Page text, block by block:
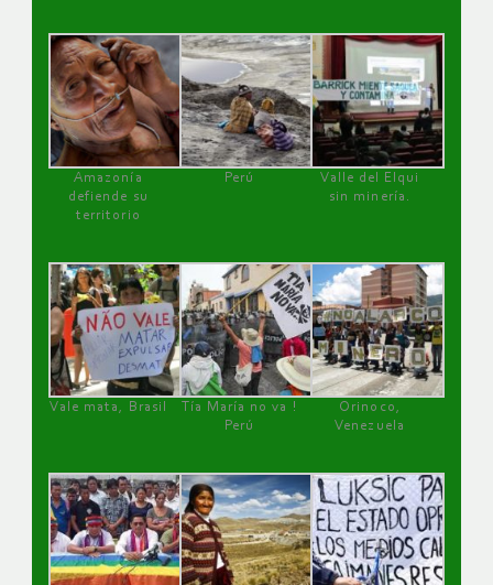
Amazonía
defiende su
territorio
Perú
Valle del Elqui
sin minería.
Vale mata, Brasil
Tía María no va !
Perú
Orinoco,
Venezuela